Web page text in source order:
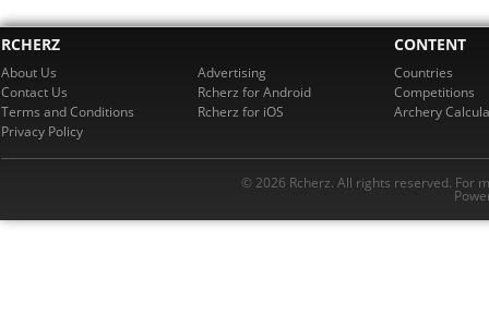
RCHERZ
About Us
Contact Us
Terms and Conditions
Privacy Policy
Advertising
Rcherz for Android
Rcherz for iOS
CONTENT
Countries
Competitions
Archery
© 2026 Rcherz. All rights reserved. For